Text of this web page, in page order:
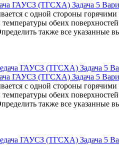
ГАУСЗ (ТГСХА) Задача 5
с одной стороны
обеих
также все
ГАУСЗ (ТГСХА) Задача 5
с одной стороны
обеих
также все